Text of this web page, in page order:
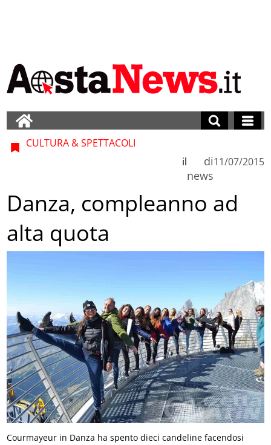
CULTURA & SPETTACOLI
di
news
il 11/07/2015
Danza, compleanno ad
alta quota
Courmayeur in Danza ha spento dieci candeline facendosi